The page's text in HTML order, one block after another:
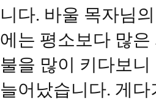
니다. 바울 목자님
에는 평소보다 많
불을 많이 키다보
늘어났습니다. 게